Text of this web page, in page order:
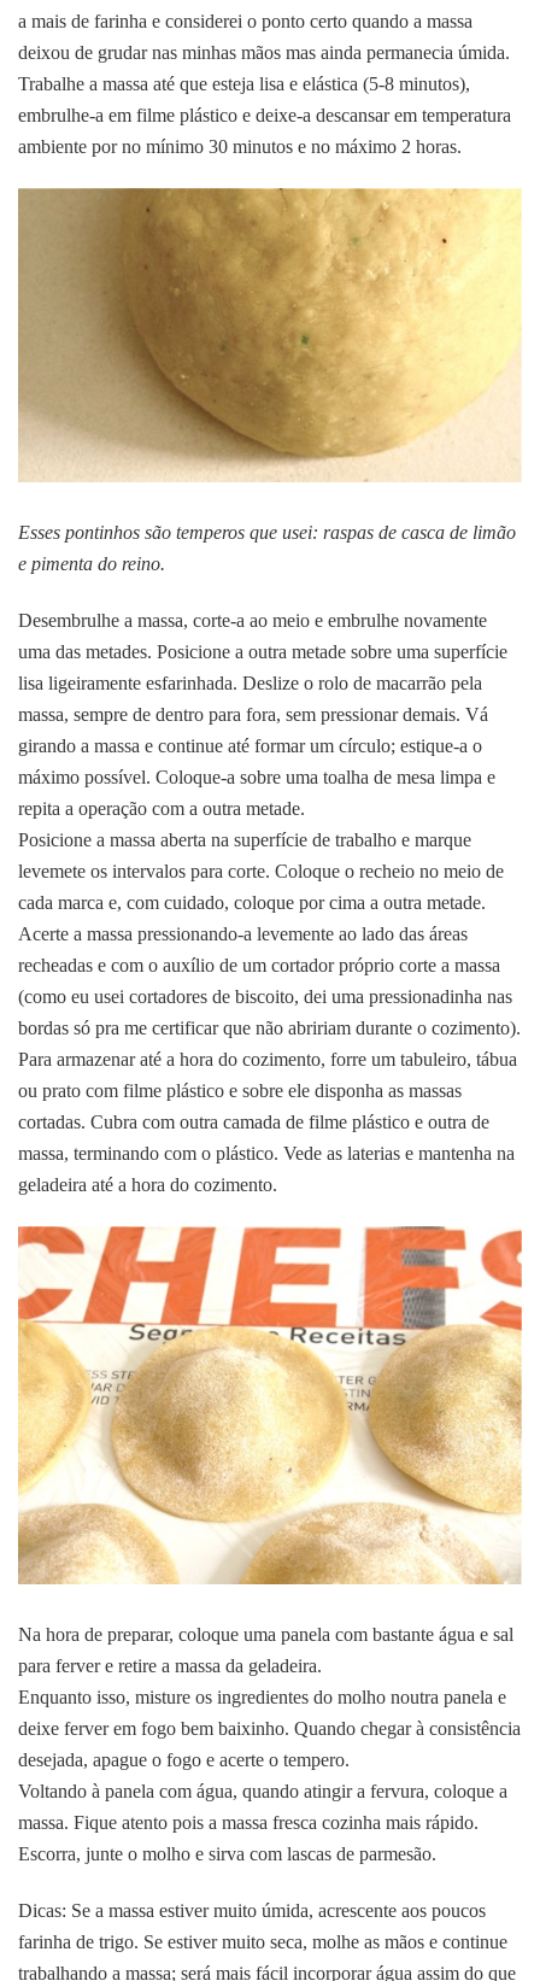
a mais de farinha e considerei o ponto certo quando a massa
deixou de grudar nas minhas mãos mas ainda permanecia úmida.
Trabalhe a massa até que esteja lisa e elástica (5-8 minutos),
embrulhe-a em filme plástico e deixe-a descansar em temperatura
ambiente por no mínimo 30 minutos e no máximo 2 horas.
Esses pontinhos são temperos que usei: raspas de casca de limão
e pimenta do reino.
Desembrulhe a massa, corte-a ao meio e embrulhe novamente
uma das metades. Posicione a outra metade sobre uma superfície
lisa ligeiramente esfarinhada. Deslize o rolo de macarrão pela
massa, sempre de dentro para fora, sem pressionar demais. Vá
girando a massa e continue até formar um círculo; estique-a o
máximo possível. Coloque-a sobre uma toalha de mesa limpa e
repita a operação com a outra metade.
Posicione a massa aberta na superfície de trabalho e marque
levemete os intervalos para corte. Coloque o recheio no meio de
cada marca e, com cuidado, coloque por cima a outra metade.
Acerte a massa pressionando-a levemente ao lado das áreas
recheadas e com o auxílio de um cortador próprio corte a massa
(como eu usei cortadores de biscoito, dei uma pressionadinha nas
bordas só pra me certificar que não abririam durante o cozimento).
Para armazenar até a hora do cozimento, forre um tabuleiro, tábua
ou prato com filme plástico e sobre ele disponha as massas
cortadas. Cubra com outra camada de filme plástico e outra de
massa, terminando com o plástico. Vede as laterias e mantenha na
geladeira até a hora do cozimento.
Na hora de preparar, coloque uma panela com bastante água e sal
para ferver e retire a massa da geladeira.
Enquanto isso, misture os ingredientes do molho noutra panela e
deixe ferver em fogo bem baixinho. Quando chegar à consistência
desejada, apague o fogo e acerte o tempero.
Voltando à panela com água, quando atingir a fervura, coloque a
massa. Fique atento pois a massa fresca cozinha mais rápido.
Escorra, junte o molho e sirva com lascas de parmesão.
Dicas: Se a massa estiver muito úmida, acrescente aos poucos
farinha de trigo. Se estiver muito seca, molhe as mãos e continue
trabalhando a massa; será mais fácil incorporar água assim do que